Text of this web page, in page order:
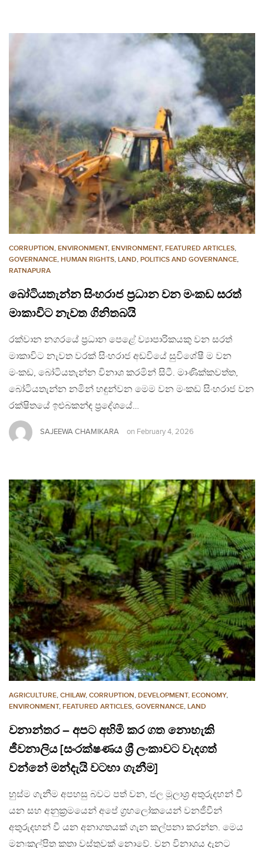
CORRUPTION, ENVIRONMENT, ENVIRONMENT, FEATURED ARTICLES,
GOVERNANCE, HUMAN RIGHTS, LAND, POLITICS AND GOVERNANCE,
RATNAPURA
බෝටියතැන්න සිංහරාජ ප්‍රධාන වන මංකඩ සරත්
මාකාවිට නැවත ගිනිතබයි
රක්වාන නගරයේ ප්‍රධාන පෙළේ ව්‍යාපාරිකයකු වන සරත්
මාකාවිට නැවත වරක් සිංහරාජ අඩවියේ සුවිශේෂී ම වන
මංකඩ, බෝටියතැන්න විනාශ කරමින් සිටී. මාණික්කවත්ත,
බෝටියතැන්න නමින් හඳුන්වන මෙම වන මංකඩ සිංහරාජ වන
රක්ෂිතයේ ඉළුබකන්ඳ ප්‍රදේශයේ…
SAJEEWA CHAMIKARA on February 4, 2026
AGRICULTURE, CHILAW, CORRUPTION, DEVELOPMENT, ECONOMY,
ENVIRONMENT, FEATURED ARTICLES, GOVERNANCE, LAND
වනාන්තර – අපට අහිමි කර ගත නොහැකි
ජීවනාලිය [සංරක්ෂණය ශ්‍රී ලංකාවට වැදගත්
වන්නේ මන්දැයි වටහා ගැනීම]
හුස්ම ගැනීම අපහසු බවට පත් වන, ජල මූලාශ්‍ර අතුරුදහන් වී
යන සහ අනුක්‍රමයෙන් අපේ ග්‍රහලෝකයෙන් වනජීවීන්
අතුරුදහන් වී යන අනාගතයක් ගැන කල්පනා කරන්න. මෙය
මනඃකල්පිත කතා වස්තුවක් නොවේ. වන විනාශය දැනට